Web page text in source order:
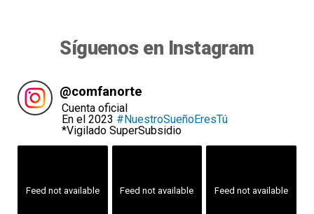
Síguenos en Instagram
@comfanorte
Cuenta oficial
En el 2023 #NuestroSueñoEresTú
*Vigilado SuperSubsidio
Feed not available Feed not available Feed not available